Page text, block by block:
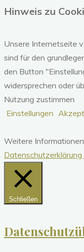
Hinweis zu
Unsere Internetseite
sind für den
den Button
widersprechen oder
Nutzung zustimmen
Einstellungen
Weitere
Datenschutzerklärung
Schließen